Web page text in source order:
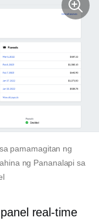
pamamagitan ng
ng Pananalapi sa
real-time